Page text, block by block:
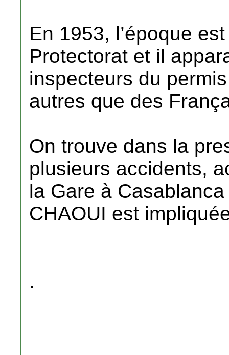
En 1953, l’époque
Protectorat et il
inspecteurs du
autres que des
On trouve dans la
plusieurs accidents,
la Gare à
CHAOUI est
.